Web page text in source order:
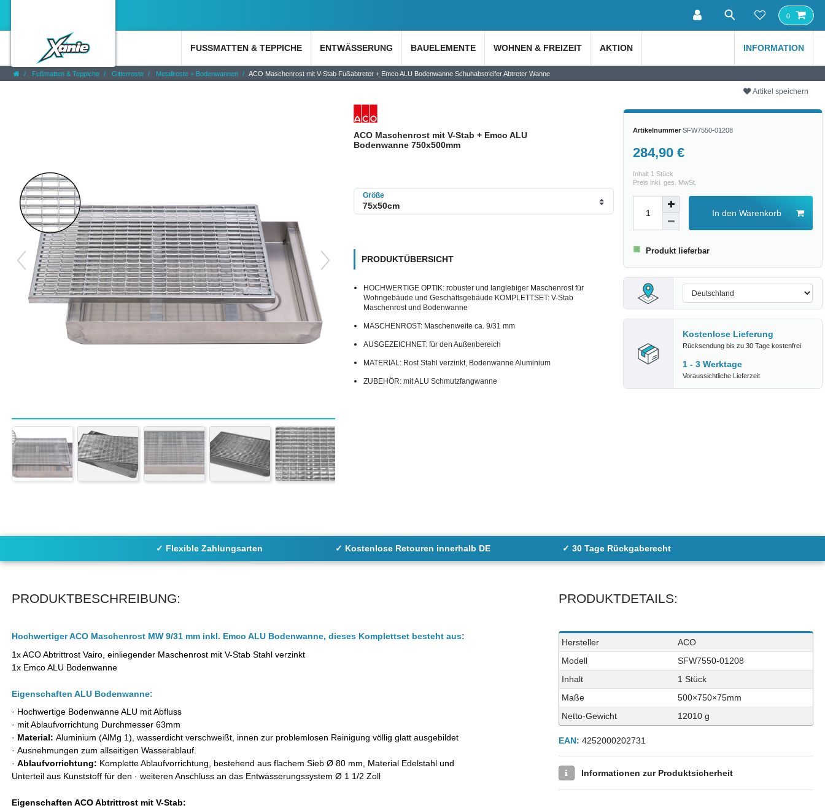
0
FUSSMATTEN & TEPPICHE ENTWÄSSERUNG BAUELEMENTE WOHNEN & FREIZEIT AKTION INFORMATION
Fußmatten & Teppiche Gitterroste Metallroste + Bodenwannen ACO Maschenrost mit V-Stab Fußabtreter + Emco ALU Bodenwanne Schuhabstreifer Abtreter Wanne
ACO Maschenrost mit V-Stab + Emco ALU
Bodenwanne 750x500mm
Artikel speichern
Größe
PRODUKTÜBERSICHT
HOCHWERTIGE OPTIK: robuster und langlebiger Maschenrost für
Wohngebäude und Geschäftsgebäude KOMPLETTSET: V-Stab
Maschenrost und Bodenwanne
MASCHENROST: Maschenweite ca. 9/31 mm
AUSGEZEICHNET: für den Außenbereich
MATERIAL: Rost Stahl verzinkt, Bodenwanne Aluminium
ZUBEHÖR: mit ALU Schmutzfangwanne
ArtikelnummerSFW7550-01208
284,90 €
Inhalt 1Stück
Preis inkl. ges. MwSt.
In den Warenkorb
■ Produkt lieferbar
Kostenlose Lieferung
Rücksendung bis zu 30 Tage kostenfrei
1 - 3 Werktage
Voraussichtliche Lieferzeit
✓ Flexible Zahlungsarten ✓ Kostenlose Retouren innerhalb DE ✓ 30 Tage Rückgaberecht
PRODUKTBESCHREIBUNG:
Hochwertiger ACO Maschenrost MW 9/31 mm inkl. Emco ALU Bodenwanne, dieses Komplettset besteht aus:
1x ACO Abtrittrost Vairo, einliegender Maschenrost mit V-Stab Stahl verzinkt
1x Emco ALU Bodenwanne
Eigenschaften ALU Bodenwanne:
· Hochwertige Bodenwanne ALU mit Abfluss
· mit Ablaufvorrichtung Durchmesser 63mm
· Material: Aluminium (AlMg 1), wasserdicht verschweißt, innen zur problemlosen Reinigung völlig glatt ausgebildet
· Ausnehmungen zum allseitigen Wasserablauf.
· Ablaufvorrichtung: Komplette Ablaufvorrichtung, bestehend aus flachem Sieb Ø 80 mm, Material Edelstahl und
Unterteil aus Kunststoff für den · weiteren Anschluss an das Entwässerungssystem Ø 1 1/2 Zoll
Eigenschaften ACO Abtrittrost mit V-Stab:
PRODUKTDETAILS:
Technisches
Merkmal
Wert
Hersteller
ACO
Modell
SFW7550-01208
Inhalt
1 Stück
Maße
500×750×75mm
Netto-Gewicht
12010 g
EAN: 4252000202731
Informationen zur Produktsicherheit